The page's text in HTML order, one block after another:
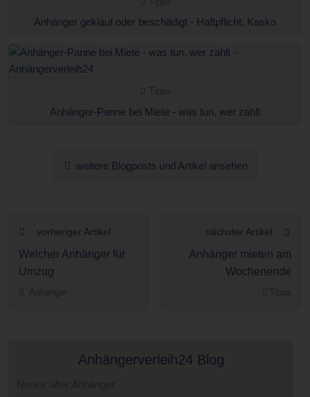
Anhänger geklaut oder beschädigt - Haftpflicht, Kasko
Anhänger-Panne bei Miete - was tun, wer zahlt
weitere Blogposts und Artikel ansehen
vorheriger Artikel
Welcher Anhänger für
Umzug
nächster Artikel
Anhänger mieten am
Wochenende
Anhängerverleih24 Blog